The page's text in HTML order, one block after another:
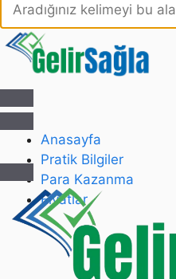
Anasayfa
Pratik Bilgiler
Para Kazanma
Fiyatlar